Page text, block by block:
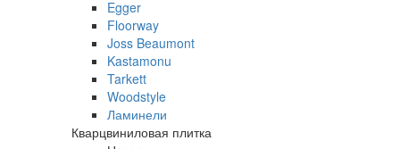
Egger
Floorway
Joss Beaumont
Kastamonu
Tarkett
Woodstyle
Ламинели
Кварцвиниловая плитка